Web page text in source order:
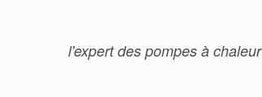
l'expert des pompes à chaleur